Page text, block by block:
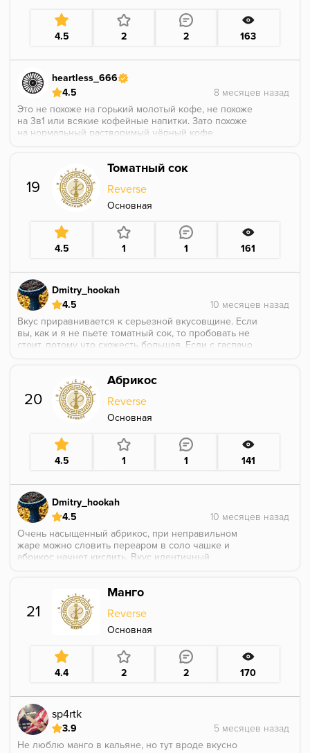
4.5 2 2 163
heartless_666
4.5
Это не похоже на горький молотый кофе, не похоже
на 3в1 или всякие кофейные напитки. Зато похоже
на нормальный растворимый чёрный кофе.
если робуста). Я бы сказал, что-то среднее между
бончем и ориджинал вирджинией. Но при этом не
слишком сухой. Короче, приятный не душный вкус
19
Томатный сок
Reverse
Основная
4.5 1 1 161
Dmitry_hookah
4.5
Вкус приравнивается к серьезной вкусовщине. Если
вы, как и я не пьете томатный сок, то пробовать не
стоит, потому что схожесть большая. Если с гаспачо
Соленость ассоциативная есть, потому что по вкусу
либо соленые томаты с закрутки, либо томатный сок
и ты невольно думаешь, что куришь именно их. Для
максимального раскрытия использовал 4х25
смены углей ещё один сеанс он проработал пока
угли не сдохли, думаю, что 1.20-1.30 чаша сможет
проработать.
20
Абрикос
Reverse
Основная
4.5 1 1 141
Dmitry_hookah
4.5
Очень насыщенный абрикос, при неправильном
жаре можно словить переаром в соло чашке и
абрикос начнет кислить. Вкус идентичный
но не зеленый вкус. Оптимально играет в миксах,
чем-то напоминает суть работы с вишней, соло на
пару чашек тоже можно скурить. Если сравнивать с
тем же Трофимовым, то это топ.
словите переаром точно
21
Манго
Reverse
Основная
4.4 2 2 170
sp4rtk
3.9
Не люблю манго в кальяне, но тут вроде вкусно